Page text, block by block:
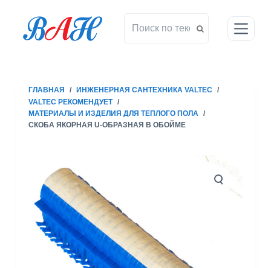
ГЛАВНАЯ / ИНЖЕНЕРНАЯ САНТЕХНИКА VALTEC /
VALTEC РЕКОМЕНДУЕТ /
МАТЕРИАЛЫ И ИЗДЕЛИЯ ДЛЯ ТЕПЛОГО ПОЛА /
СКОБА ЯКОРНАЯ U-ОБРАЗНАЯ В ОБОЙМЕ